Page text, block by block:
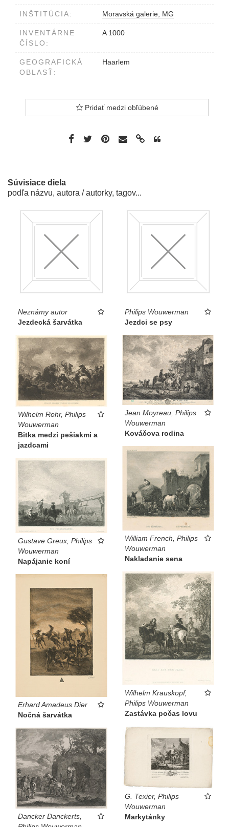
INŠTITÚCIA: Moravská galerie, MG
INVENTÁRNE
ČÍSLO:
A 1000
GEOGRAFICKÁ
OBLASŤ:
Haarlem
Pridať medzi obľúbené
Súvisiace diela
podľa názvu, autora / autorky, tagov...
Neznámy autor
Jezdecká šarvátka
Philips Wouwerman
Jezdci se psy
Wilhelm Rohr, Philips
Wouwerman
Bitka medzi pešiakmi a
jazdcami
Jean Moyreau, Philips
Wouwerman
Kováčova rodina
William French, Philips
Wouwerman
Nakladanie sena
Gustave Greux, Philips
Wouwerman
Napájanie koní
Wilhelm Krauskopf,
Philips Wouwerman
Zastávka počas lovu
Erhard Amadeus Dier
Nočná šarvátka
G. Texier, Philips
Wouwerman
Markytánky
Dancker Danckerts,